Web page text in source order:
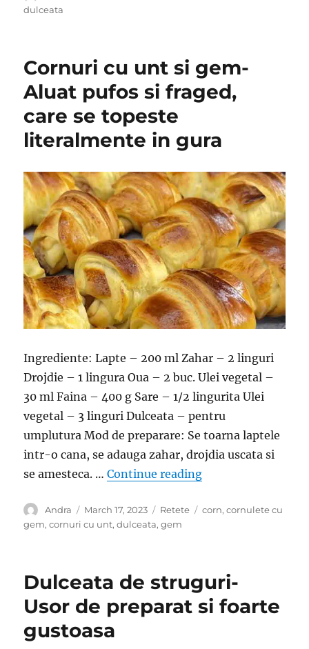
dulceata
Cornuri cu unt si gem-
Aluat pufos si fraged,
care se topeste
literalmente in gura
Ingrediente: Lapte – 200 ml Zahar – 2 linguri
Drojdie – 1 lingura Oua – 2 buc. Ulei vegetal –
30 ml Faina – 400 g Sare – 1/2 lingurita Ulei
vegetal – 3 linguri Dulceata – pentru
umplutura Mod de preparare: Se toarna laptele
intr-o cana, se adauga zahar, drojdia uscata si
se amesteca. …Continue reading“Cornuri cu unt si
Author
Andra
Posted
on
March 17, 2023 Categories
Retete Tags
corn,cornulete cu
gem,cornuri cu unt,dulceata,gem
Dulceata de struguri-
Usor de preparat si foarte
gustoasa